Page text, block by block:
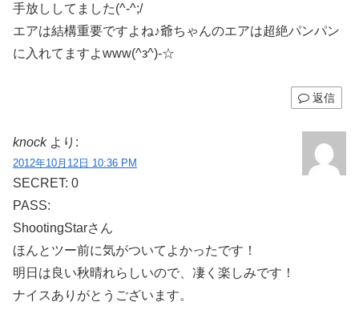
手放ししてました(^-^;/
エアは結構重要ですよね♪爺ちゃんのエアは超絶パンパン
に入れてますよwww(^з^)-☆
返信
knock より:
2012年10月12日 10:36 PM
SECRET: 0
PASS:
ShootingStarさん
ほんとツー前に気がついてよかったです！
明日は良い秋晴れらしいので、凄く楽しみです！
ナイスありがとうございます。